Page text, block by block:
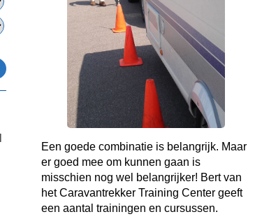
Een goede combinatie is belangrijk. Maar
er goed mee om kunnen gaan is
misschien nog wel belangrijker! Bert van
het Caravantrekker Training Center geeft
een aantal trainingen en cursussen.